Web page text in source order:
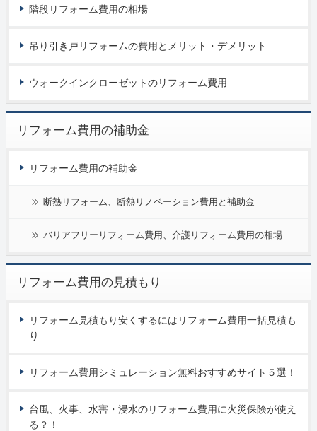
階段リフォーム費用の相場
吊り引き戸リフォームの費用とメリット・デメリット
ウォークインクローゼットのリフォーム費用
リフォーム費用の補助金
リフォーム費用の補助金
断熱リフォーム、断熱リノベーション費用と補助金
バリアフリーリフォーム費用、介護リフォーム費用の相場
リフォーム費用の見積もり
リフォーム見積もり安くするにはリフォーム費用一括見積も
り
リフォーム費用シミュレーション無料おすすめサイト５選！
台風、火事、水害・浸水のリフォーム費用に火災保険が使え
る？！